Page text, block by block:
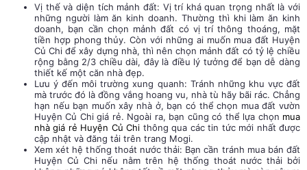
Vị thế và diện tích mảnh đất: Vị trí khá quan trọng nhất là với
những người làm ăn kinh doanh. Thường thì khi làm ăn kinh
doanh, bạn cần chọn mảnh đất có vị trí thông thoáng, mặt
tiền hợp phong thủy.Còn với những ai muốn mua đất Huyện
Củ Chi để xây dựng nhà, thì nên chọn mảnh đất có tỷ lệ chiều
rộng bằng 2/3 chiều dài, đây là điều lý tưởng để bạn dễ dàng
thiết kế một căn nhà đẹp.
Lưu ý đến môi trường xung quanh: Tránh những khu vực đất
mà trước đó là đồng vắng hoang vu, nhà tù hãy bãi rác. Chẳng
hạn nếu bạn muốn xây nhà ở, bạn có thể chọn mua đất vườn
Huyện Củ Chi giá rẻ. Ngoài ra, bạn cũng có thể lựa chọn mua
nhà giá rẻ Huyện Củ Chi thông qua các tin tức mới nhất được
cập nhật và đăng tải trên trang Mogi.
Xem xét hệ thống thoát nước thải: Bạn cần tránh mua bán đất
Huyện Củ Chinếu nằm trên hệ thống thoát nước thải bởi